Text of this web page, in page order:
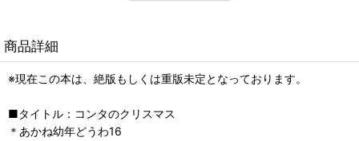
商品詳細
※現在この本は、絶版もしくは重版未定となっております。
■タイトル：コンタのクリスマス
＊あかね幼年どうわ16